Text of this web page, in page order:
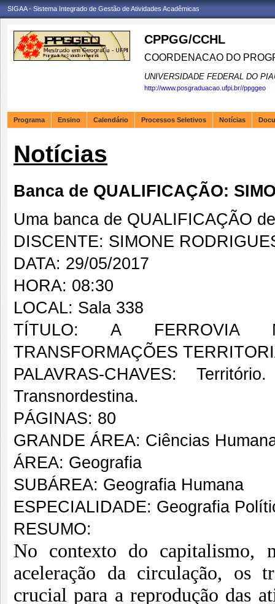
SIGAA - Sistema Integrado de Gestão de Atividades Acadêmicas
CPPGG/CCHL
COORDENACAO DO
UNIVERSIDADE FEDERAL DO
http://www.posgraduacao.ufpi.br//ppggeo
Programa Ensino Calendário Processos Seletivos Notícias
Notícias
Banca de QUALIFICAÇÃO:
Uma banca de QUALIFICAÇÃO
DISCENTE: SIMONE
DATA: 29/05/2017
HORA: 08:30
LOCAL: Sala 338
TÍTULO: A FERROVIA
TRANSFORMAÇÕES
PALAVRAS-CHAVES:
Transnordestina.
PÁGINAS: 80
GRANDE ÁREA: Ciências
ÁREA: Geografia
SUBÁREA: Geografia Humana
ESPECIALIDADE: Geografia
RESUMO:
No contexto do capitalismo,
aceleração da circulação, os
crucial para a reprodução das